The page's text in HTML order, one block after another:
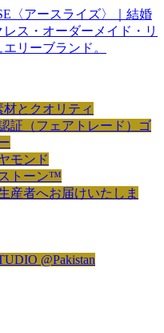
とクオリティ
証（フェアトレード）ゴ
モンド
トーン™
産者へお届けいたしま
@Pakistan